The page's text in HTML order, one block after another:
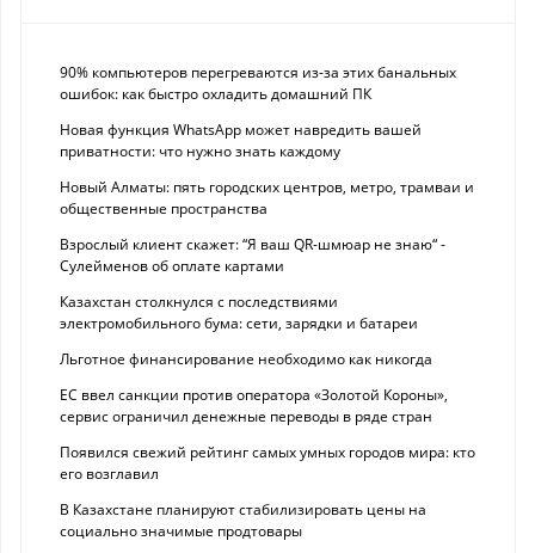
90% компьютеров перегреваются из-за этих банальных
ошибок: как быстро охладить домашний ПК
Новая функция WhatsApp может навредить вашей
приватности: что нужно знать каждому
Новый Алматы: пять городских центров, метро, трамваи и
общественные пространства
Взрослый клиент скажет: “Я ваш QR-шмюар не знаю“ -
Сулейменов об оплате картами
Казахстан столкнулся с последствиями
электромобильного бума: сети, зарядки и батареи
Льготное финансирование необходимо как никогда
ЕС ввел санкции против оператора «Золотой Короны»,
сервис ограничил денежные переводы в ряде стран
Появился свежий рейтинг самых умных городов мира: кто
его возглавил
В Казахстане планируют стабилизировать цены на
социально значимые продтовары